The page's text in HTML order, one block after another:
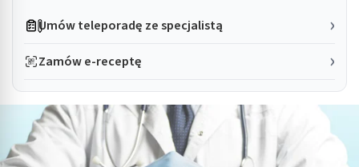
Umów teleporadę ze specjalistą
Zamów e-receptę